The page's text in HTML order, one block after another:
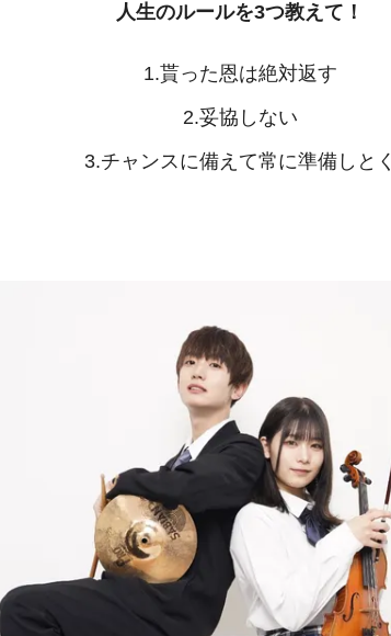
人生のルールを3つ教えて！
1.貰った恩は絶対返す
2.妥協しない
3.チャンスに備えて常に準備しとく